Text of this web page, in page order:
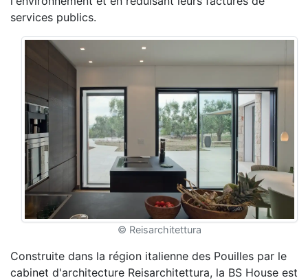
services publics.
© Reisarchitettura
Construite dans la région italienne des Pouilles par le
cabinet d'architecture Reisarchitettura, la BS House est